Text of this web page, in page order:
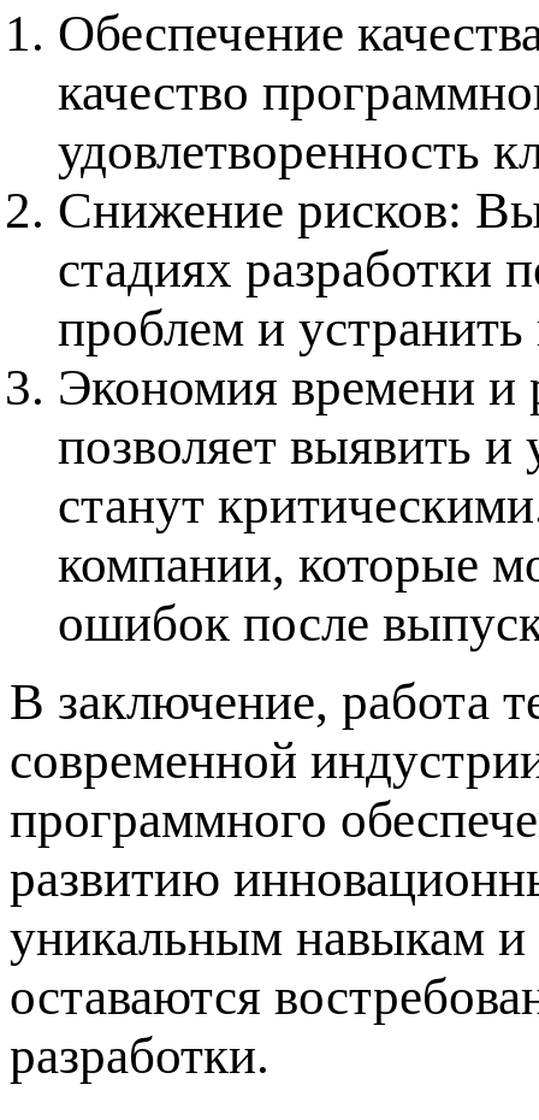
Обеспечение
качество
удовлетворенность
Снижение рисков:
стадиях разработки
проблем и
Экономия времени и
позволяет выявить
станут
компании, которые
ошибок после
В заключение, работа
современной
программного
развитию
уникальным навыкам и
оставаются
разработки.